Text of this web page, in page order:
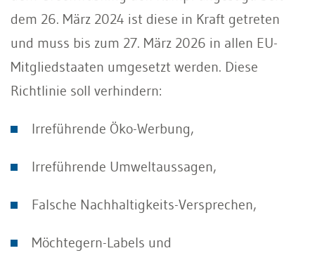
dem 26. März 2024 ist diese in Kraft getreten
und muss bis zum 27. März 2026 in allen EU-
Mitgliedstaaten umgesetzt werden. Diese
Richtlinie soll verhindern:
Irreführende Öko-Werbung,
Irreführende Umweltaussagen,
Falsche Nachhaltigkeits-Versprechen,
Möchtegern-Labels und